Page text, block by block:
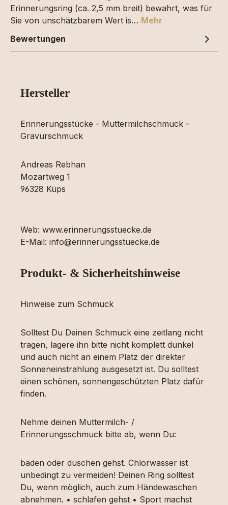
Erinnerungsring (ca. 2,5 mm breit) bewahrt, was für
Sie von unschätzbarem Wert is… Mehr
Bewertungen
Hersteller
Erinnerungsstücke - Muttermilchschmuck -
Gravurschmuck
Andreas Rebhan
Mozartweg 1
96328 Küps
Web: www.erinnerungsstuecke.de
E-Mail: info@erinnerungsstuecke.de
Produkt- & Sicherheitshinweise
Hinweise zum Schmuck
Solltest Du Deinen Schmuck eine zeitlang nicht
tragen, lagere ihn bitte nicht komplett dunkel
und auch nicht an einem Platz der direkter
Sonneneinstrahlung ausgesetzt ist. Du solltest
einen schönen, sonnengeschützten Platz dafür
finden.
Nehme deinen Muttermilch- /
Erinnerungsschmuck bitte ab, wenn Du:
baden oder duschen gehst. Chlorwasser ist
unbedingt zu vermeiden! Deinen Ring solltest
Du, wenn möglich, auch zum Händewaschen
abnehmen. • schlafen gehst • Sport machst